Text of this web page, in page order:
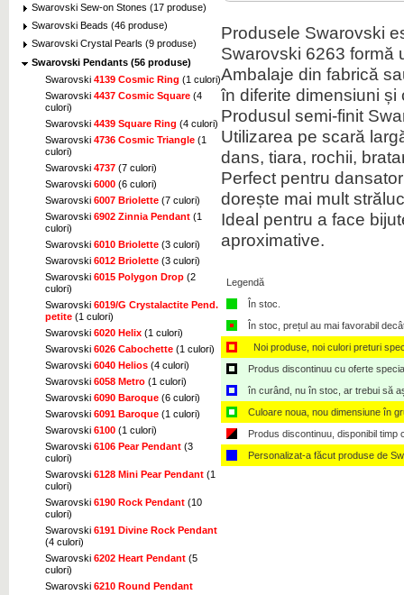
Swarovski Sew-on Stones (17 produse)
Swarovski Beads (46 produse)
Swarovski Crystal Pearls (9 produse)
Swarovski Pendants (56 produse)
Swarovski 4139 Cosmic Ring (1 culori)
Swarovski 4437 Cosmic Square (4
culori)
Swarovski 4439 Square Ring (4 culori)
Swarovski 4736 Cosmic Triangle (1
culori)
Swarovski 4737 (7 culori)
Swarovski 6000 (6 culori)
Swarovski 6007 Briolette (7 culori)
Swarovski 6902 Zinnia Pendant (1
culori)
Swarovski 6010 Briolette (3 culori)
Swarovski 6012 Briolette (3 culori)
Swarovski 6015 Polygon Drop (2
culori)
Swarovski 6019/G Crystalactite Pend.
petite (1 culori)
Swarovski 6020 Helix (1 culori)
Swarovski 6026 Cabochette (1 culori)
Swarovski 6040 Helios (4 culori)
Swarovski 6058 Metro (1 culori)
Swarovski 6090 Baroque (6 culori)
Swarovski 6091 Baroque (1 culori)
Swarovski 6100 (1 culori)
Swarovski 6106 Pear Pendant (3
culori)
Swarovski 6128 Mini Pear Pendant (1
culori)
Swarovski 6190 Rock Pendant (10
culori)
Swarovski 6191 Divine Rock Pendant
(4 culori)
Swarovski 6202 Heart Pendant (5
culori)
Swarovski 6210 Round Pendant
Produsele Swarovski
Swarovski 6263 formă
Ambalaje din fabrică
în diferite dimensiuni și
Produsul semi-finit
Utilizarea pe scară
dans, tiara, rochii,
Perfect pentru
dorește mai mult
Ideal pentru a face
aproximative.
Legendă
În stoc.
În stoc, prețul au mai favorabil
Noi produse, noi culori preturi
Produs discontinuu cu oferte
în curând, nu în stoc, ar trebui să
Culoare noua, nou dimensiune în
Produs discontinuu, disponibil timp
Personalizat-a făcut produse de